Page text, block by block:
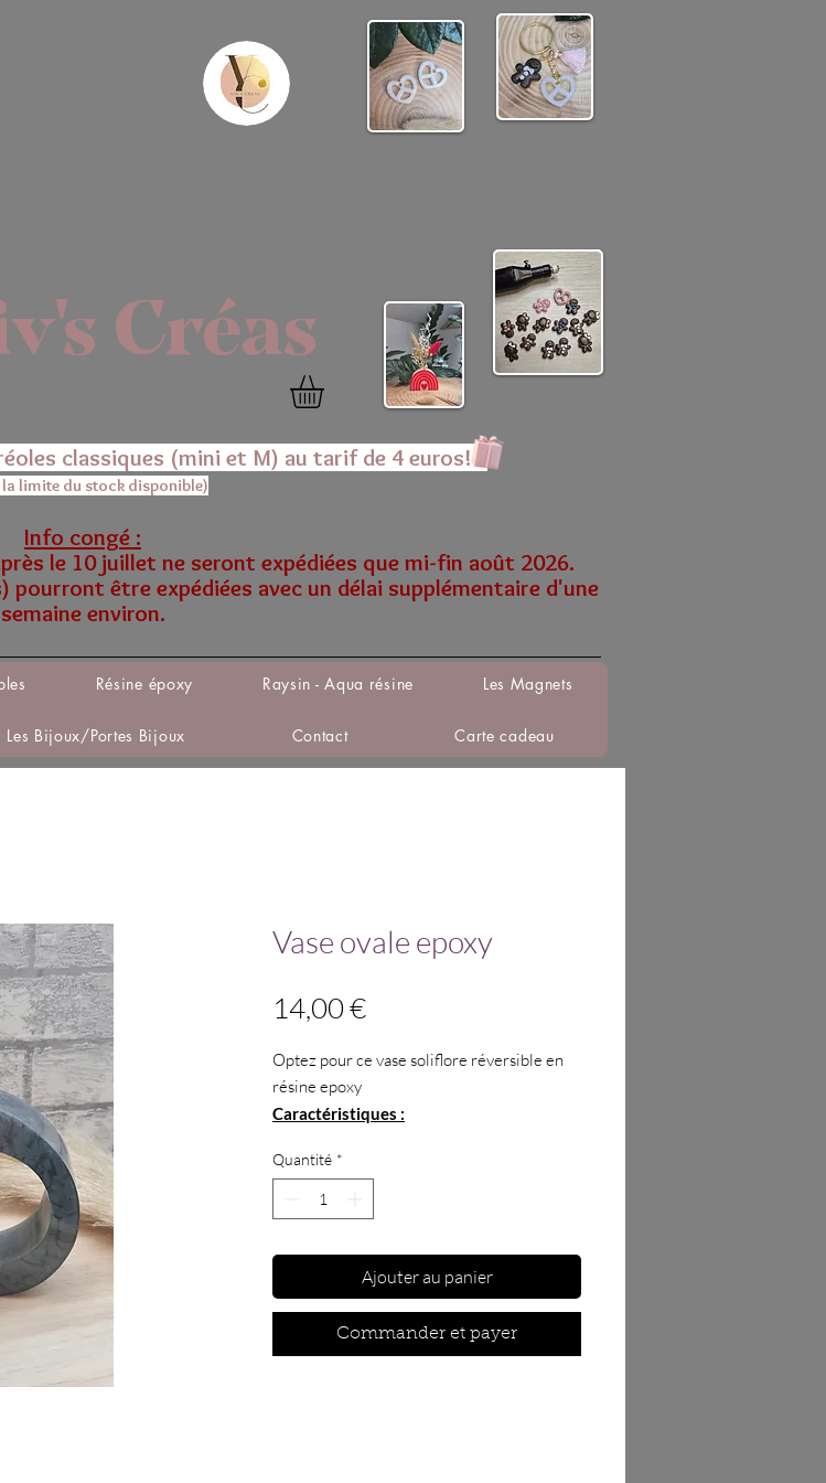
Créas
classiques (mini et M) au tarif de 4 euros!!!
la limite du stock disponible)
Info congé :
le 10 juillet ne seront expédiées que mi-fin août 2026.
être expédiées avec un délai supplémentaire d'une
semaine environ.
Résine époxy Raysin - Aqua résine Les Magnets
Les Bijoux/Portes Bijoux Contact Carte cadeau
Vase ovale epoxy
14,00 €Prix
Optez pour ce vase soliflore réversible en
résine epoxy
Caractéristiques :
profondeur : 4 cm, hauteur : 11 cm
Fait main
.Matériau: Résine epoxy
Quantité *
Ajouter au panier
Commander et payer